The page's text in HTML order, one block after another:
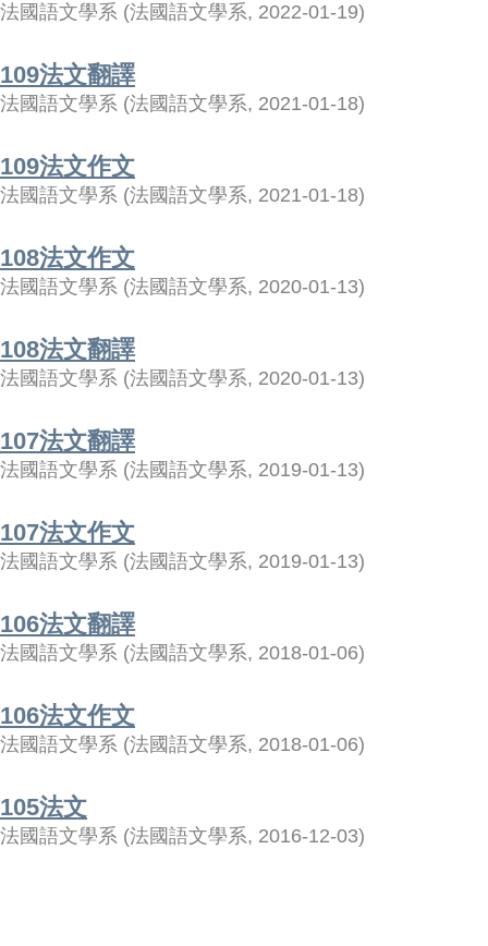
法國語文學系 (法國語文學系, 2022-01-19)
109法文翻譯
法國語文學系 (法國語文學系, 2021-01-18)
109法文作文
法國語文學系 (法國語文學系, 2021-01-18)
108法文作文
法國語文學系 (法國語文學系, 2020-01-13)
108法文翻譯
法國語文學系 (法國語文學系, 2020-01-13)
107法文翻譯
法國語文學系 (法國語文學系, 2019-01-13)
107法文作文
法國語文學系 (法國語文學系, 2019-01-13)
106法文翻譯
法國語文學系 (法國語文學系, 2018-01-06)
106法文作文
法國語文學系 (法國語文學系, 2018-01-06)
105法文
法國語文學系 (法國語文學系, 2016-12-03)